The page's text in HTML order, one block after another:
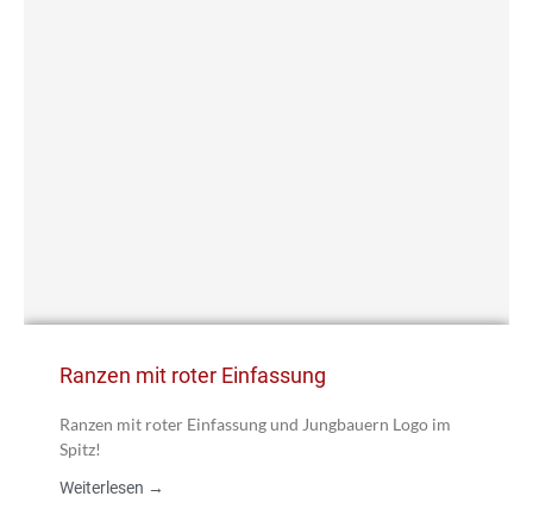
Ranzen mit roter Einfassung
Ranzen mit roter Einfassung und Jungbauern Logo im
Spitz!
Weiterlesen →